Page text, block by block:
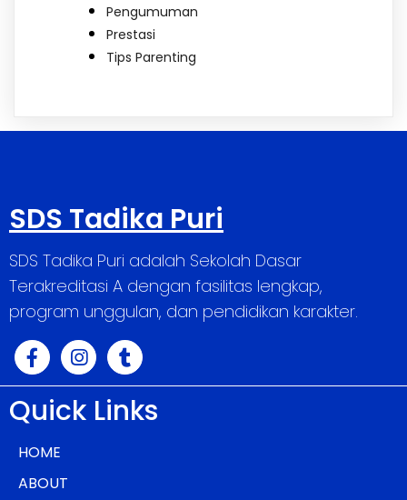
Pengumuman
Prestasi
Tips Parenting
SDS Tadika Puri
SDS Tadika Puri adalah Sekolah Dasar
Terakreditasi A dengan fasilitas lengkap,
program unggulan, dan pendidikan karakter.
Quick Links
HOME
ABOUT